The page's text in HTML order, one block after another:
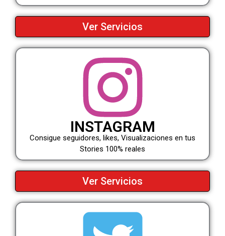
Ver Servicios
INSTAGRAM
Consigue seguidores, likes, Visualizaciones en tus
Stories 100% reales
Ver Servicios